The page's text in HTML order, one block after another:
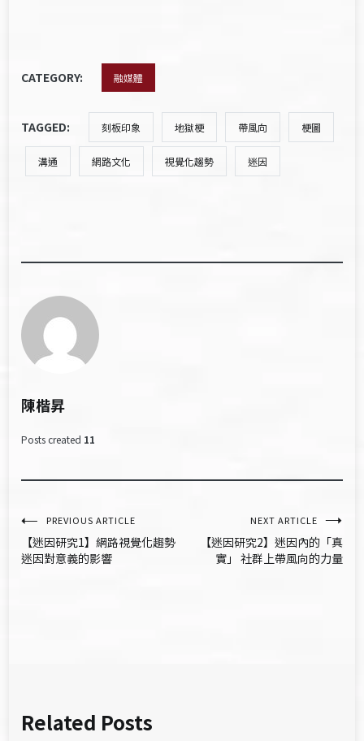
CATEGORY: 融媒體
TAGGED: 刻板印象 地獄梗 帶風向 梗圖
溝通 網路文化 視覺化趨勢 迷因
陳楷昇
Posts created 11
文
章
PREVIOUS ARTICLE
【迷因研究1】網路視覺化趨勢
迷因對意義的影響
NEXT ARTICLE
【迷因研究2】迷因內的「真
實」 社群上帶風向的力量
Related Posts